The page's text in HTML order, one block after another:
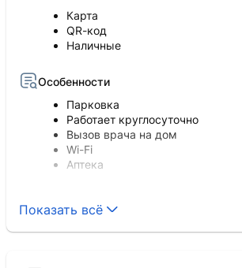
Карта
QR-код
Наличные
Особенности
Парковка
Работает круглосуточно
Вызов врача на дом
Wi-Fi
Аптека
Показать всё